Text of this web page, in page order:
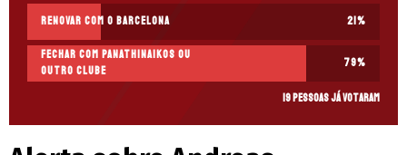
Renovar com o Barcelona 21%
Fechar com Panathinaikos ou
outro clube
79%
19 pessoas já votaram